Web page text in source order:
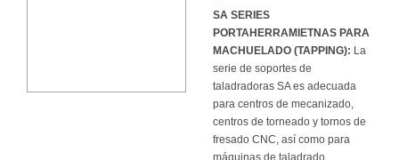
SA SERIES
PORTAHERRAMIETNAS PARA
MACHUELADO (TAPPING): La
serie de soportes de
taladradoras SA es adecuada
para centros de mecanizado,
centros de torneado y tornos de
fresado CNC, así como para
máquinas de taladrado.